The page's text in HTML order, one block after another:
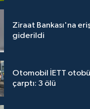
Ziraat Bankası'na
giderildi
Otomobil İETT
çarptı: 3 ölü